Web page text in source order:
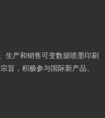
生产和销售可变数据喷墨印刷
旨，积极参与国际新产品、